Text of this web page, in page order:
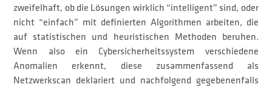
zweifelhaft, ob die Lösungen wirklich “intelligent” sind, oder
nicht “einfach” mit definierten Algorithmen arbeiten, die
auf statistischen und heuristischen Methoden beruhen.
Wenn also ein Cybersicherheitssystem verschiedene
Anomalien erkennt, diese zusammenfassend als
Netzwerkscan deklariert und nachfolgend gegebenenfalls